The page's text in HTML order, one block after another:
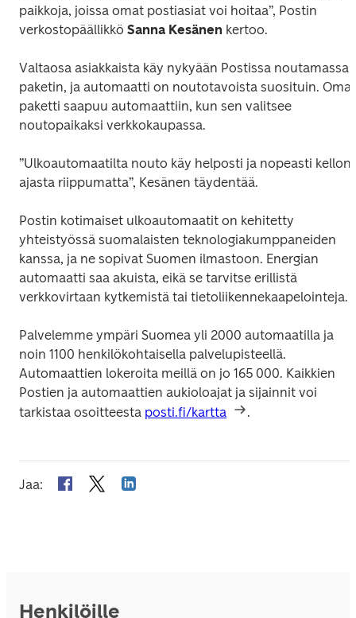
paikkoja, joissa omat postiasiat voi hoitaa”, Postin
verkostopäällikkö Sanna Kesänen kertoo.
Valtaosa asiakkaista käy nykyään Postissa noutamassa
paketin, ja automaatti on noutotavoista suosituin. Oma
paketti saapuu automaattiin, kun sen valitsee
noutopaikaksi verkkokaupassa.
”Ulkoautomaatilta nouto käy helposti ja nopeasti kellon
ajasta riippumatta”, Kesänen täydentää.
Postin kotimaiset ulkoautomaatit on kehitetty
yhteistyössä suomalaisten teknologiakumppaneiden
kanssa, ja ne sopivat Suomen ilmastoon. Energian
automaatti saa akuista, eikä se tarvitse erillistä
verkkovirtaan kytkemistä tai
Palvelemme ympäri Suomea yli 2000 automaatilla ja
noin 1100 henkilökohtaisella palvelupisteellä.
Automaattien lokeroita meillä on jo 165 000. Kaikkien
Postien ja automaattien aukioloajat ja sijainnit voi
tarkistaa osoitteesta posti.fi/kartta .
Jaa:
Henkilöille